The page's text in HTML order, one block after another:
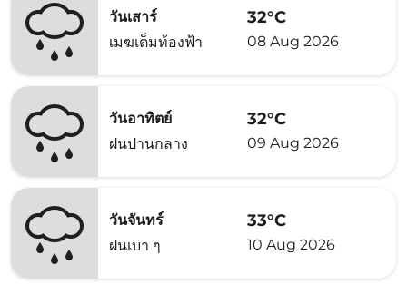
วันเสาร์
เมฆเต็มท้องฟ้า
32°C
08 Aug 2026
วันอาทิตย์
ฝนปานกลาง
32°C
09 Aug 2026
วันจันทร์
ฝนเบา ๆ
33°C
10 Aug 2026